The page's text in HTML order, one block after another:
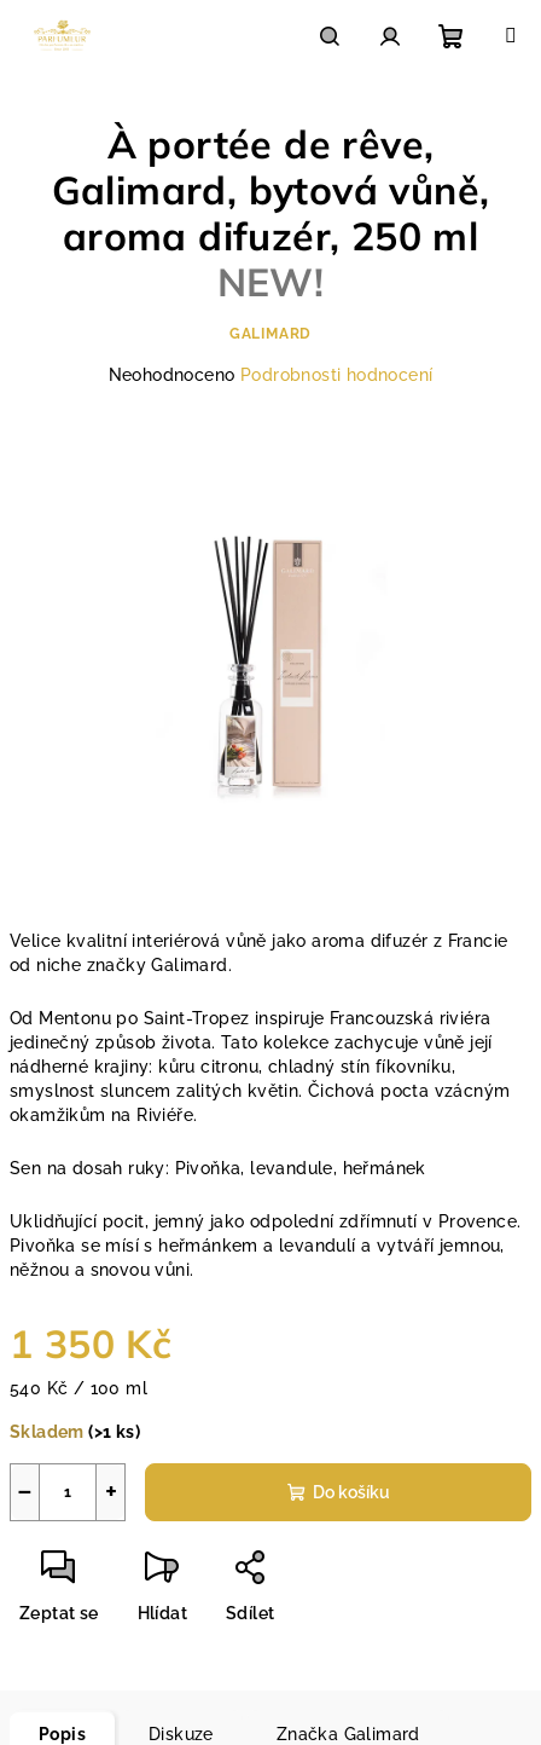
Velice kvalitní interiérová vůně jako aroma difuzér z Francie
od niche značky Galimard.
Od Mentonu po Saint-Tropez inspiruje Francouzská riviéra
jedinečný způsob života. Tato kolekce zachycuje vůně její
nádherné krajiny: kůru citronu, chladný stín fíkovníku,
smyslnost sluncem zalitých květin. Čichová pocta vzácným
okamžikům na Riviéře.
Sen na dosah ruky: Pivoňka, levandule, heřmánek
Uklidňující pocit, jemný jako odpolední zdřímnutí v Provence.
Pivoňka se mísí s heřmánkem a levandulí a vytváří jemnou,
něžnou a snovou vůni.
1 350 Kč
Měrná
540 Kč / 100 ml
Skladem(>1 ks)
+
− Do košíku
Zeptat se Hlídat Sdílet
À portée de rêve,
Galimard, bytová vůně,
aroma difuzér, 250 ml
NEW!
GALIMARD
Průměrné
Neohodnoceno Podrobnosti hodnocení
Popis Diskuze Značka Galimard